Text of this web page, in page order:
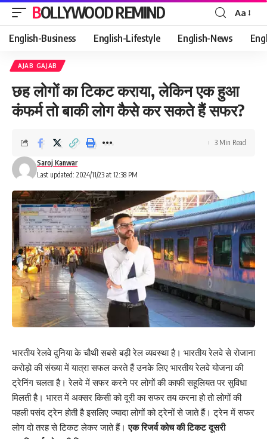
BOLLYWOOD REMIND
Font
Resizer
Aa
English-Business English-Lifestyle English-News
AJAB GAJAB
छह लोगों का टिकट कराया, लेकिन एक हुआ
कंफर्म तो बाकी लोग कैसे कर सकते हैं सफर?
Last updated: 2024/11/23 at 12:38 PM
Saroj Kanwar
3 Min Read
भारतीय रेलवे दुनिया के चौथी सबसे बड़ी रेल व्यवस्था है। भारतीय रेलवे से रोजाना
करोड़ो की संख्या में यात्रा सफल करते हैं उनके लिए भारतीय रेलवे योजना की
ट्रेनिंग चलता है। रेलवे में सफर करने पर लोगों की काफी सहूलियत पर सुविधा
मिलती है। भारत में अक्सर किसी को दूरी का सफर तय करना हो तो लोगों की
पहली पसंद ट्रेन होती है इसलिए ज्यादा लोगों को ट्रेनों से जाते हैं। ट्रेन में सफर
लोग दो तरह से टिकट लेकर जाते हैं।एक रिजर्व कोच की टिकट दूसरी